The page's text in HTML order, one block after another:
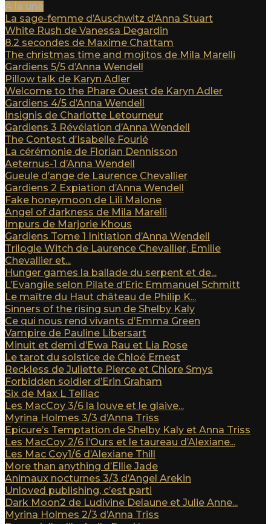
A la une
La sage-femme d’Auschwitz d’Anna Stuart
White Rush de Vanessa Degardin
8.2 secondes de Maxime Chattam
The christmas time and mojitos de Mila Marelli
Gardiens 5/5 d’Anna Wendell
Pillow talk de Karyn Adler
Welcome to the Phare Ouest de Karyn Adler
Gardiens 4/5 d’Anna Wendell
Insignis de Charlotte Letourneur
Gardiens 3 Révélation d’Anna Wendell
The Contest d’Isabelle Fourié
La cérémonie de Florian Dennisson
Aeternus-1 d’Anna Wendell
Gueule d’ange de Laurence Chevallier
Gardiens 2 Expiation d’Anna Wendell
Fake honeymoon de Lili Malone
Angel of darkness de Mila Marelli
Impurs de Marjorie Khous
Gardiens Tome 1 Initiation d’Anna Wendell
Trilogie Witch de Laurence Chevallier, Emilie
Chevallier et...
Hunger games la ballade du serpent et de...
L’Evangile selon Pilate d’Eric Emmanuel Schmitt
Le maître du Haut château de Philip K...
Sinners of the rising sun de Shelby Kaly
Ce qui nous rend vivants d’Emma Green
Vampire de Pauline Libersart
Minuit et demi d’Ewa Rau et Lia Rose
Le tarot du solstice de Chloé Ernest
Reckless de Juliette Pierce et Chlore Smys
Forbidden soldier d’Erin Graham
Six de Max L Telliac
Les MacCoy 3/6 la louve et le glaive...
Myrina Holmes 3/3 d’Anna Triss
Epicure’s Temptation de Shelby Kaly et Anna Triss
Les MacCoy 2/6 l’Ours et le taureau d’Alexiane...
Les Mac Coy1/6 d’Alexiane Thill
More than anything d’Ellie Jade
Animaux nocturnes 3/3 d’Angel Arekin
Unloved publishing, c’est parti
Dark Moon2 de Ludivine Delaune et Julie Anne...
Myrina Holmes 2/3 d’Anna Triss